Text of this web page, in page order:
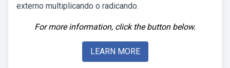
externo multiplicando o radicando.
For more information, click the button below.
LEARN MORE